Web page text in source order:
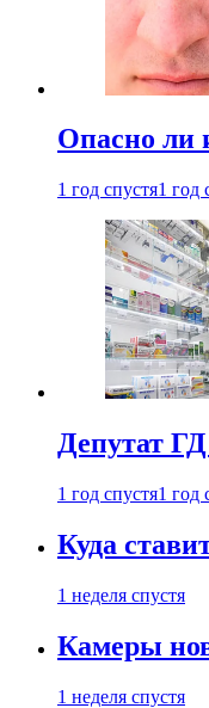
Опасно ли
1 год спустя1 год
Депутат
1 год спустя1 год
Куда
1 неделя спустя
Камеры
1 неделя спустя